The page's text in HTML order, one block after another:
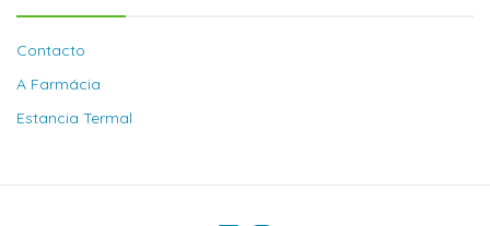
Contacto
A Farmácia
Estancia Termal